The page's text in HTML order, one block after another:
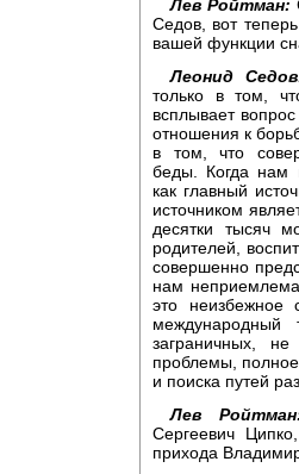
Лев Ройтман:
Седов, вот
вашей функции
Леонид
только в том,
всплывает
отношения к
в том, что
беды. Когда нам
как главный
источником
десятки тысяч
родителей,
совершенно
нам неприемлема
это неизбежное
заграничных,
проблемы, полное
и поиска путей
Лев
Сергеевич
прихода